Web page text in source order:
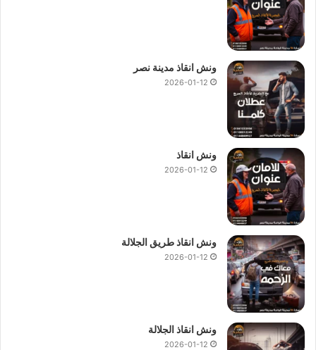
ونش انقاذ مدينة نصر
2026-01-12
ونش انقاذ
2026-01-12
ونش انقاذ طريق الجلالة
2026-01-12
ونش انقاذ الجلالة
2026-01-12